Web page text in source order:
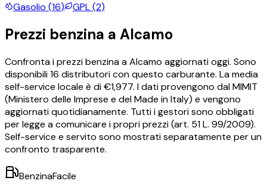
Gasolio (16) GPL(2)
Prezzi benzina a Alcamo
Confronta i prezzibenzinaaAlcamo aggiornati oggi. Sono
disponibili16 distributori con questo carburante. La media
self-service locale è di €1,977. I dati provengono dal MIMIT
(Ministero delle Imprese e del Made in Italy) e vengono
aggiornati quotidianamente. Tutti i gestori sono obbligati
per legge a comunicare i propri prezzi (art. 51 L. 99/2009).
Self-service e servito sono mostrati separatamente per un
confronto trasparente.
BenzinaFacile